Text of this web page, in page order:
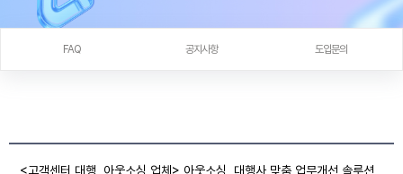
FAQ 공지사항 도입문의
<고객센터 대행, 아웃소싱 업체> 아웃소싱, 대행사 맞춤 업무개선 솔루션 _